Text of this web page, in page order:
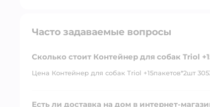
Часто задаваемые вопросы
Сколько стоит Контейнер для собак Triol
Цена Контейнер для собак Triol +15пакетов*2шт
Есть ли доставка на дом в интернет-